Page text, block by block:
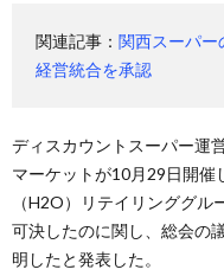
関連記事： 関西スーパー
経営統合を承認
ディスカウントスーパー運
マーケットが10月29日開催
（H2O）リテイリンググ
可決したのに関し、総会の
明したと発表した。